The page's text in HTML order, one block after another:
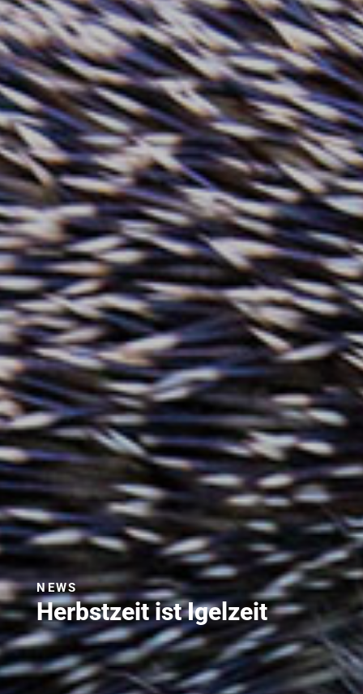
Herbstzeit ist Igelzeit
NEWS